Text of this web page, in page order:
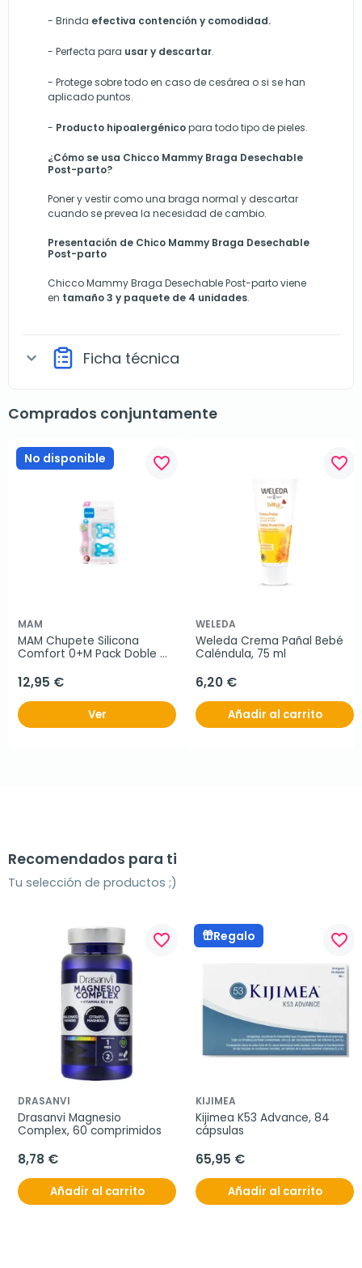
- Brinda efectiva contención y comodidad.
- Perfecta para usar y descartar.
- Protege sobre todo en caso de cesárea o si se han
aplicado puntos.
- Producto hipoalergénicopara todo tipo de pieles.
¿Cómo se usa Chicco Mammy Braga Desechable
Post-parto?
Poner y vestir como una braga normal y descartar
cuando se prevea la necesidad de cambio.
Presentación de Chico Mammy Braga Desechable
Post-parto
Chicco Mammy Braga Desechable Post-partoviene
en tamaño 3 y paquete de 4 unidades.
expand_more Ficha técnica
Comprados conjuntamente
No disponible favorite_border
MAM
MAM Chupete Silicona
Comfort 0+M Pack Doble
12,95 €
Ver
favorite_border
WELEDA
Weleda Crema Pañal Bebé
Caléndula, 75 ml
6,20 €
Añadir al carrito
Recomendados para ti
Tu selección de productos ;)
favorite_border
DRASANVI
Drasanvi Magnesio
Complex, 60 comprimidos
8,78 €
Añadir al carrito
Regalo favorite_border
KIJIMEA
Kijimea K53 Advance, 84
cápsulas
65,95 €
Añadir al carrito